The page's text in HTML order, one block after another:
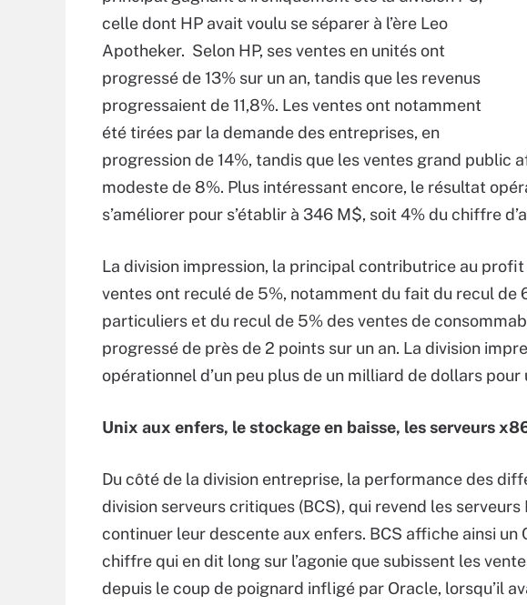
celle dont HP avait voulu se séparer à l’ère Leo
Apotheker. Selon HP, ses ventes en unités ont
progressé de 13% sur un an, tandis que les revenus
progressaient de 11,8%. Les ventes ont notamment
été tirées par la demande des entreprises, en
progression de 14%, tandis que les ventes grand public
modeste de 8%. Plus intéressant encore, le résultat
s’améliorer pour s’établir à 346 M$, soit 4% du chiffre
La division impression, la principal contributrice au profit
ventes ont reculé de 5%, notamment du fait du recul de
particuliers et du recul de 5% des ventes de
progressé de près de 2 points sur un an. La division
opérationnel d’un peu plus de un milliard de dollars pour
Unix aux enfers, le stockage en baisse, les serveurs
Du côté de la division entreprise, la performance des
division serveurs critiques (BCS), qui revend les
continuer leur descente aux enfers. BCS affiche ainsi un
chiffre qui en dit long sur l’agonie que subissent les
depuis le coup de poignard infligé par Oracle, lorsqu’il